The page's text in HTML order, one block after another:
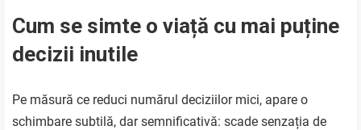
Cum se simte o viață cu mai puține
decizii inutile
Pe măsură ce reduci numărul deciziilor mici, apare o
schimbare subtilă, dar semnificativă: scade senzația de